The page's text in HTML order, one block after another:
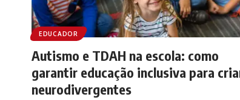
EDUCADOR
Autismo e TDAH na escola: como
garantir educação inclusiva para
neurodivergentes